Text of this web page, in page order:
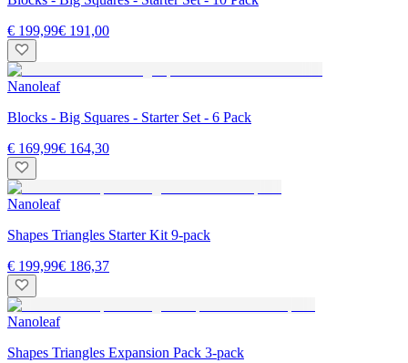
€ 199,99€ 191,00
Nanoleaf
Blocks - Big Squares - Starter Set - 6 Pack
€ 169,99€ 164,30
Nanoleaf
Shapes Triangles Starter Kit 9-pack
€ 199,99€ 186,37
Nanoleaf
Shapes Triangles Expansion Pack 3-pack